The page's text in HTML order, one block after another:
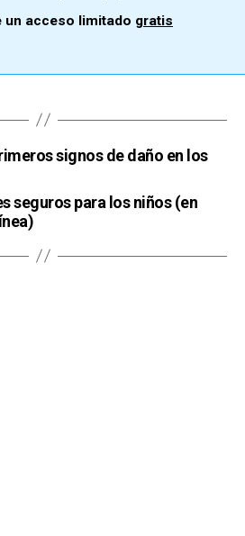
un acceso limitado gratis
signos de daño en los
seguros para los niños (en